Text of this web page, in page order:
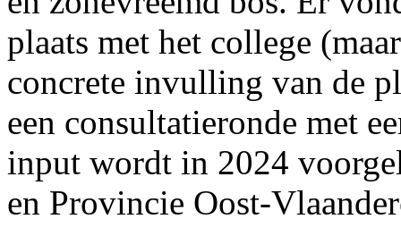
plaats met het college
concrete invulling van de
een consultatieronde met
input wordt in 2024
en Provincie Oost-